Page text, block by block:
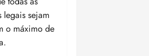
sejam
o máximo de